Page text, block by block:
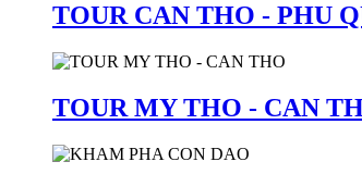
TOUR CAN THO - PHU
TOUR MY THO - CAN